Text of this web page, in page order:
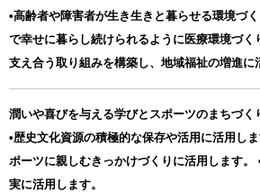
•高齢者や障害者が生き生きと暮らせる環境づ
で幸せに暮らし続けられるように医療環境づく
支え合う取り組みを構築し、地域福祉の増進に
潤いや喜びを与える学びとスポーツのまちづく
•歴史文化資源の積極的な保存や活用に活用し
ポーツに親しむきっかけづくりに活用します。
実に活用します。